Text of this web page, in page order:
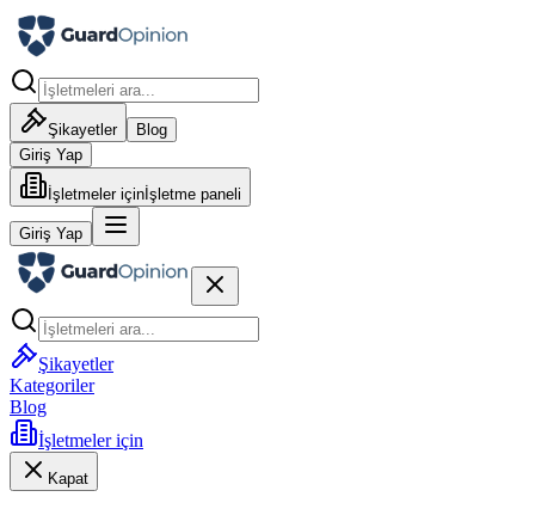
Şikayetler
Blog
Giriş Yap
İşletmeler için İşletme paneli
Giriş Yap
Şikayetler
Kategoriler
Blog
İşletmeler için
Kapat